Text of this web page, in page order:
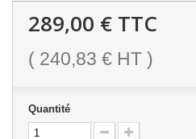
289,00 € TTC
( 240,83 € HT )
Quantité